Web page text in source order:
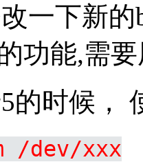
一下新
功能,需
的时候，
/dev/xxx